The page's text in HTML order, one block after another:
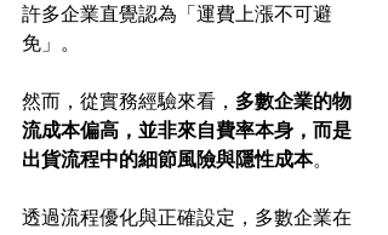
許多企業直覺認為「運費上漲不可避
免」。
然而，從實務經驗來看， 多數企業的物
流成本偏高，並非來自費率本身，而是
出貨流程中的細節風險與隱性成本。
透過流程優化與正確設定，多數企業在